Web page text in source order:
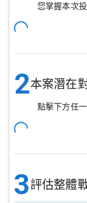
您掌握本次
2本案潛在
點擊下方任
3評估整體